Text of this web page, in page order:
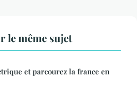
le même sujet
et parcourez la france en